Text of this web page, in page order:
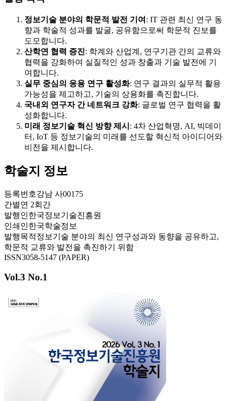
정보기술 분야의 학문적 발전 기여 : IT 관련 최신 연구 동
향과 학술적 성과를 발굴, 공유함으로써 학문적 진보를
도모합니다.
산학연 협력 증진: 학계와 산업계, 연구기관 간의 교류와
협력을 강화하여 실질적인 성과 창출과 기술 발전에 기
여합니다.
실무 중심의 응용 연구 활성화: 연구 결과의 실무적 활용
가능성을 제고하고, 기술의 상용화를 촉진합니다.
국내외 연구자 간 네트워크 강화: 글로벌 연구 협력을 활
성화합니다.
미래 정보기술 혁신 방향 제시 : 4차 산업혁명, AI, 빅데이
터, IoT 등 정보기술의 미래를 선도할 혁신적 아이디어와
비전을 제시합니다.
학술지 정보
등록번호강남 사00175
간별연 2회간
발행인한국정보기술진흥원
인쇄인한국학술정보
발행목적정보기술 분야의 최신 연구성과와 동향을 공유하고,
학문적 교류와 발전을 촉진하기 위함
ISSN3058-5147 (PAPER)
Vol.3 No.1